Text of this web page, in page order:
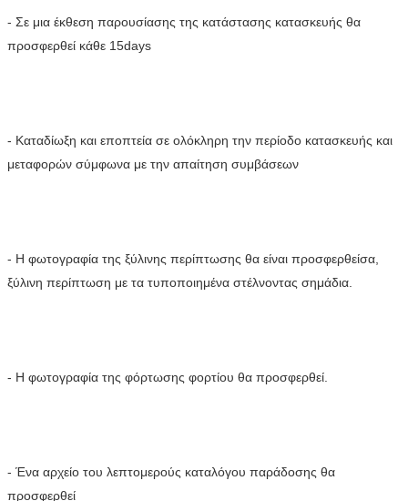
- Σε μια έκθεση παρουσίασης της κατάστασης κατασκευής θα
προσφερθεί κάθε 15days
- Καταδίωξη και εποπτεία σε ολόκληρη την περίοδο κατασκευής και
μεταφορών σύμφωνα με την απαίτηση συμβάσεων
- Η φωτογραφία της ξύλινης περίπτωσης θα είναι προσφερθείσα,
ξύλινη περίπτωση με τα τυποποιημένα στέλνοντας σημάδια.
- Η φωτογραφία της φόρτωσης φορτίου θα προσφερθεί.
- Ένα αρχείο του λεπτομερούς καταλόγου παράδοσης θα
προσφερθεί